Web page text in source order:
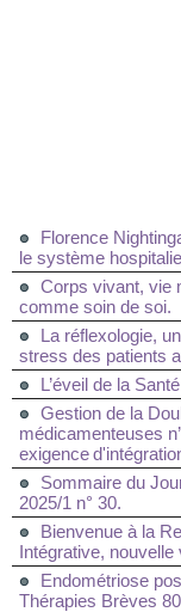
Florence
le système
Corps vivant, vie
comme soin de soi.
La réflexologie,
stress des patients
L’éveil de la
Gestion de la
médicamenteuses
exigence
Sommaire du
2025/1 n° 30.
Bienvenue à la
Intégrative, nouvelle
Endométriose
Thérapies Brèves